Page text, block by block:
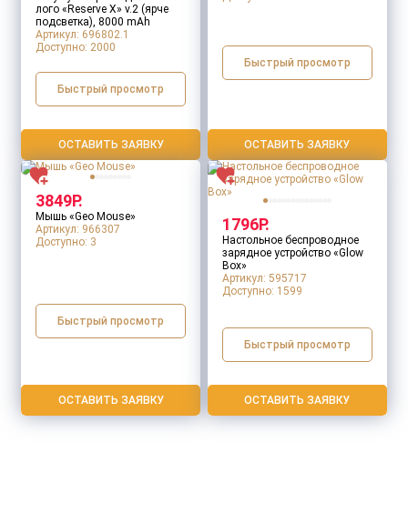
Интерфейс
Источник питания
лого «Reserve X» v.2 (ярче
подсветка), 8000 mAh
Артикул: 696802.1
Доступно: 2000
Быстрый просмотр
ОСТАВИТЬ ЗАЯВКУ
Быстрый просмотр
ОСТАВИТЬ ЗАЯВКУ
3849Р.
Мышь «Geo Mouse»
Артикул: 966307
Доступно: 3
Быстрый просмотр
ОСТАВИТЬ ЗАЯВКУ
1796Р.
Настольное беспроводное
зарядное устройство «Glow
Box»
Артикул: 595717
Доступно: 1599
Быстрый просмотр
ОСТАВИТЬ ЗАЯВКУ